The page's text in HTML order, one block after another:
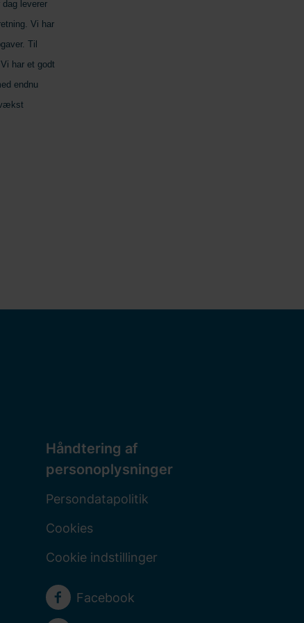
leverer
Vi har
Til
har et godt
endnu
Håndtering af
personoplysninger
Persondatapolitik
Cookies
Cookie indstillinger
Sociale medier
Facebook